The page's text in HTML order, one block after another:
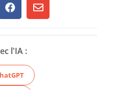
 
l'IA :